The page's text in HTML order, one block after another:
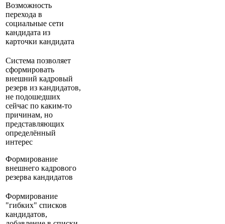
Возможность
перехода в
социальные сети
кандидата из
карточки кандидата
Система позволяет
сформировать
внешний кадровый
резерв из кандидатов,
не подошедших
сейчас по каким-то
причинам, но
представляющих
определённый
интерес
Формирование
внешнего кадрового
резерва кандидатов
Формирование
"гибких" списков
кандидатов,